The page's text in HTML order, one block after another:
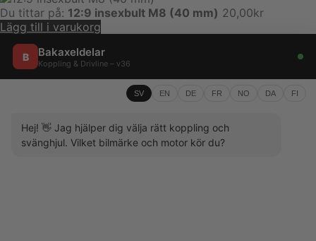
Du tittar på: 12:9 insexbult M8 (40 mm) 20,00kr
Lägg till i varukorg
B Bakaxeldelar
Koppling & Drivline – v36
SV EN DE FR NO DA FI
Hej! 👋 Jag hjälper dig välja rätt koppling och
svänghjul. Vilket bilmärke och motor kör du?